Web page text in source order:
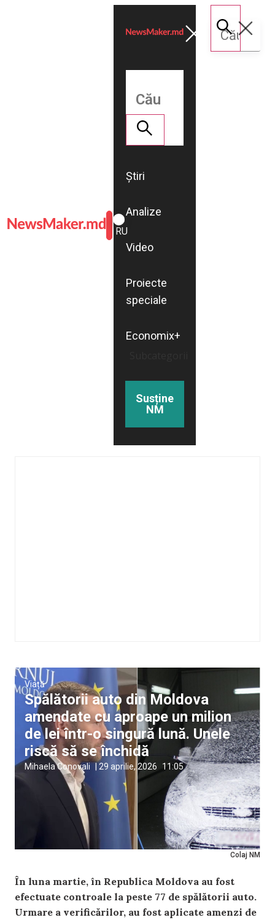
ROMÂNĂ
RU
Știri
Analize
Video
Proiecte
speciale
Economix+
Susține
NM
Colaj NM
Viață
Spălătorii auto din Moldova
amendate cu aproape un milion
de lei într-o singură lună. Unele
riscă să se închidă
Mihaela Conovali 29 aprilie, 2026 11:05
În luna martie, în Republica Moldova au fost
efectuate controale la peste 77 de spălătorii auto.
Urmare a verificărilor, au fost aplicate amenzi de